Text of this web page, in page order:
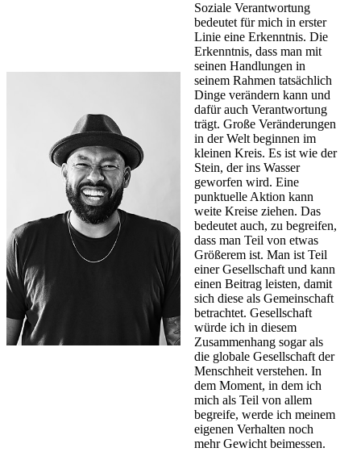
Soziale Verantwortung
bedeutet für mich in erster
Linie eine Erkenntnis. Die
Erkenntnis, dass man mit
seinen Handlungen in
seinem Rahmen tatsächlich
Dinge verändern kann und
dafür auch Verantwortung
trägt. Große Veränderungen
in der Welt beginnen im
kleinen Kreis. Es ist wie der
Stein, der ins Wasser
geworfen wird. Eine
punktuelle Aktion kann
weite Kreise ziehen. Das
bedeutet auch, zu begreifen,
dass man Teil von etwas
Größerem ist. Man ist Teil
einer Gesellschaft und kann
einen Beitrag leisten, damit
sich diese als Gemeinschaft
betrachtet. Gesellschaft
würde ich in diesem
Zusammenhang sogar als
die globale Gesellschaft der
Menschheit verstehen. In
dem Moment, in dem ich
mich als Teil von allem
begreife, werde ich meinem
eigenen Verhalten noch
mehr Gewicht beimessen.